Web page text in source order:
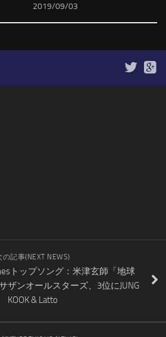
2019/09/03
の記事(NEXT NEWS)
トップソング：米津玄師「地球
ザンオールスターズ、3位にJUNG
KOOK & Latto